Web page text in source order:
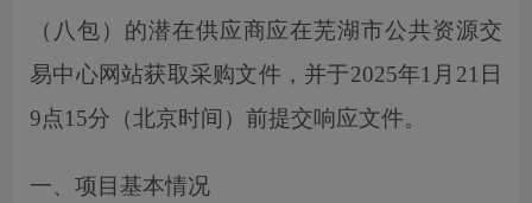
（八包） 的潜在供应商应在芜湖市公共资源交
易中心网站获取采购文件， 并于2025年1 月 21 日
9点15分 （北京时间）前提交响应文件。
一、项目基本情况